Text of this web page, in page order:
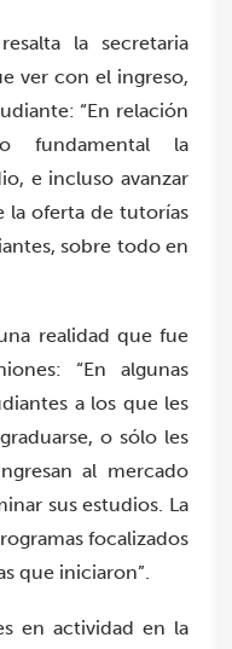
la secretaria
ver con el ingreso,
“En relación
fundamental la
e incluso avanzar
la oferta de tutorías
sobre todo en
realidad que fue
“En algunas
a los que les
o sólo les
al mercado
sus estudios. La
focalizados
que iniciaron”.
en actividad en la